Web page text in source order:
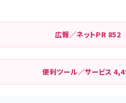
広報／ネットPR 852
便利ツール／サービス